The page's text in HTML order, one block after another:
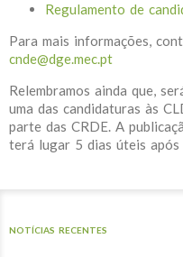
Regulamento de
Para mais informações,
cnde@dge.mec.pt
Relembramos ainda que,
uma das candidaturas às
parte das CRDE. A
terá lugar 5 dias úteis
NOTÍCIAS RECENTES